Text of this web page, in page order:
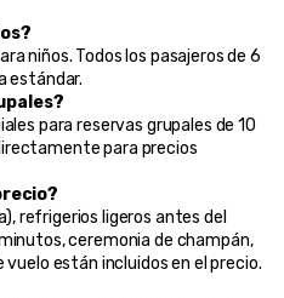
niños. Todos los pasajeros de 6
estándar.
para reservas grupales de 10
para precios
refrigerios ligeros antes del
ceremonia de champán,
están incluidos en el precio.